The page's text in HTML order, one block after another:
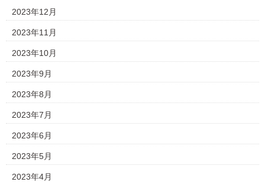
2023年12月
2023年11月
2023年10月
2023年9月
2023年8月
2023年7月
2023年6月
2023年5月
2023年4月